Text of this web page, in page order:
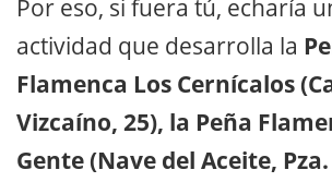
Por eso, si fuera tú, echaría
actividad que desarrolla la
Flamenca Los Cernícalos
Vizcaíno, 25), la Peña
Gente (Nave del Aceite,